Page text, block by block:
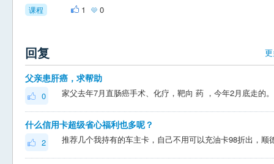
课程 1 0
回复
父亲患肝癌，求帮助
0
什么信用卡超级省心福利也多呢？
2